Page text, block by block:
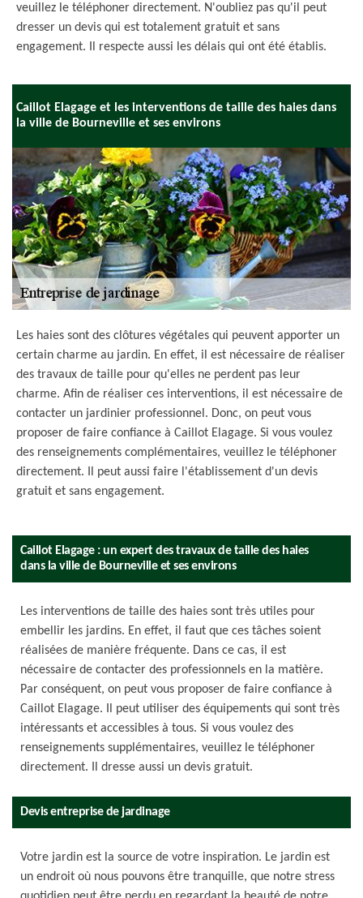
veuillez le téléphoner directement. N'oubliez pas qu'il peut
dresser un devis qui est totalement gratuit et sans
engagement. Il respecte aussi les délais qui ont été établis.
Caillot Elagage et les interventions de taille des haies dans
la ville de Bourneville et ses environs
Les haies sont des clôtures végétales qui peuvent apporter un
certain charme au jardin. En effet, il est nécessaire de réaliser
des travaux de taille pour qu'elles ne perdent pas leur
charme. Afin de réaliser ces interventions, il est nécessaire de
contacter un jardinier professionnel. Donc, on peut vous
proposer de faire confiance à Caillot Elagage. Si vous voulez
des renseignements complémentaires, veuillez le téléphoner
directement. Il peut aussi faire l'établissement d'un devis
gratuit et sans engagement.
Caillot Elagage : un expert des travaux de taille des haies
dans la ville de Bourneville et ses environs
Les interventions de taille des haies sont très utiles pour
embellir les jardins. En effet, il faut que ces tâches soient
réalisées de manière fréquente. Dans ce cas, il est
nécessaire de contacter des professionnels en la matière.
Par conséquent, on peut vous proposer de faire confiance à
Caillot Elagage. Il peut utiliser des équipements qui sont très
intéressants et accessibles à tous. Si vous voulez des
renseignements supplémentaires, veuillez le téléphoner
directement. Il dresse aussi un devis gratuit.
Devis entreprise de jardinage
Votre jardin est la source de votre inspiration. Le jardin est
un endroit où nous pouvons être tranquille, que notre stress